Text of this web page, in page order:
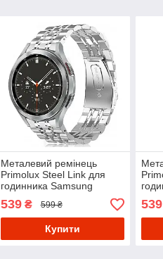
Металевий ремінець
Primolux Steel Link для
годинника Samsung
Galaxy Watch 4 Classic
46mm SM-R890 / SM-R895
- Silver
539₴ 599 ₴
Купити
539